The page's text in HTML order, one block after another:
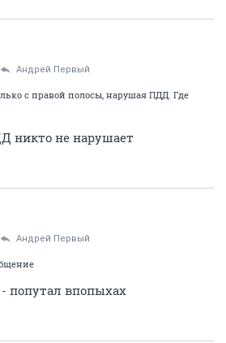
Андрей Первый
с правой полосы, нарушая ПДД. Где
никто не нарушает
Андрей Первый
попутал впопыхах